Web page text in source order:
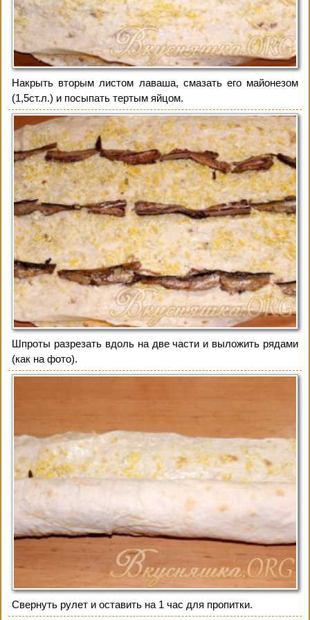
Накрыть вторым листом лаваша, смазать его майонезом
(1,5ст.л.) и посыпать тертым яйцом.
Шпроты разрезать вдоль на две части и выложить рядами
(как на фото).
Свернуть рулет и оставить на 1 час для пропитки.